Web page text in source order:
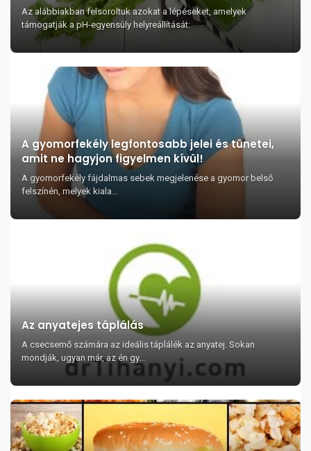
Az alábbiakban felsoroltuk azokat a lépéseket, amelyek
támogatják a pH-egyensúly helyreállítását:
A gyomorfekély legfontosabb jelei és tünetei,
amit ne hagyjon figyelmen kívül!
A gyomorfekély fájdalmas sebek megjelenése a gyomor belső
felszínén, melyek kiala...
Az anyatejes táplálás
A csecsemő számára az ideális táplálék az anyatej. Sokan
mondják, ugyan már, az én gy...